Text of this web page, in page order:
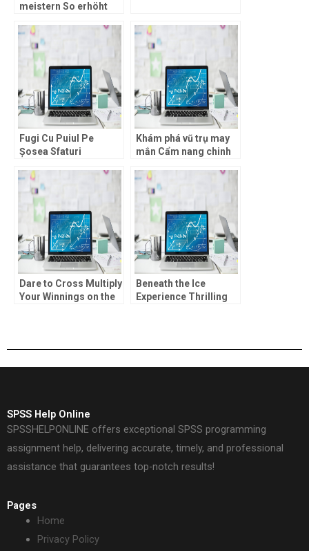
meistern So erhöht
Gewinnchancen im
Online-Casino._2
Fugi Cu Puiul Pe
Șosea Sfaturi
pentru Succes în
Chicken Road demo și
Un Scoru
Khám phá vũ trụ may
mắn Cẩm nang chinh
những phần thưởng
không giới hạn.
Dare to Cross Multiply
Your Winnings on the
Beneath the Ice
Experience Thrilling
SPSS Help Online
SPSSHELPONLINE offers exceptional SPSS programming
assignment help, delivering accurate, timely, and professional
assistance that guarantees top-notch results!
Pages
Home
Privacy Policy